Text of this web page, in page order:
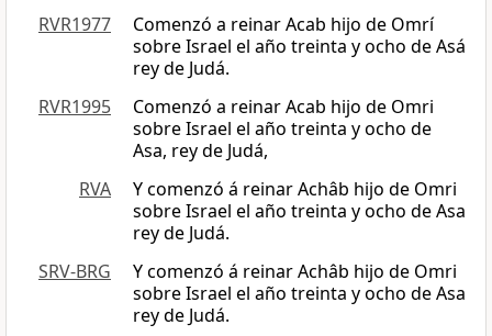
RVR1977
Comenzó a reinar Acab hijo de Omrí
sobre Israel el año treinta y ocho de Asá
rey de Judá.
RVR1995
Comenzó a reinar Acab hijo de Omri
sobre Israel el año treinta y ocho de
Asa, rey de Judá,
RVA
Y comenzó á reinar Achâb hijo de Omri
sobre Israel el año treinta y ocho de Asa
rey de Judá.
SRV-BRG
Y comenzó á reinar Achâb hijo de Omri
sobre Israel el año treinta y ocho de Asa
rey de Judá.